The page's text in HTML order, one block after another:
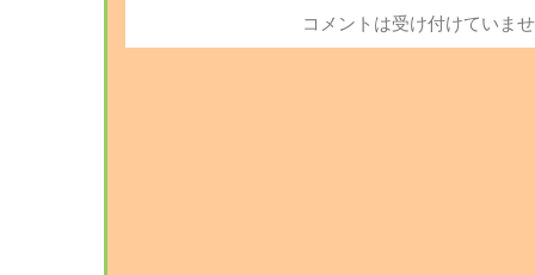
コメントは受け付けていま